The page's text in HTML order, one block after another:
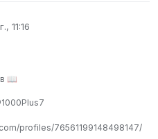
11:16
📖
profiles/76561199148498147/